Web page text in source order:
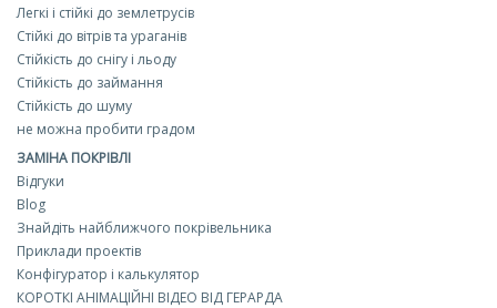
Легкі і стійкі до землетрусів
Стійкі до вітрів та ураганів
Стійкість до снігу і льоду
Стійкість до займання
Стійкість до шуму
не можна пробити градом
ЗАМІНА ПОКРІВЛІ
Відгуки
Blog
Знайдіть найближчого покрівельника
Приклади проектів
Конфігуратор і калькулятор
КОРОТКІ АНІМАЦІЙНІ ВІДЕО ВІД ГЕРАРДА